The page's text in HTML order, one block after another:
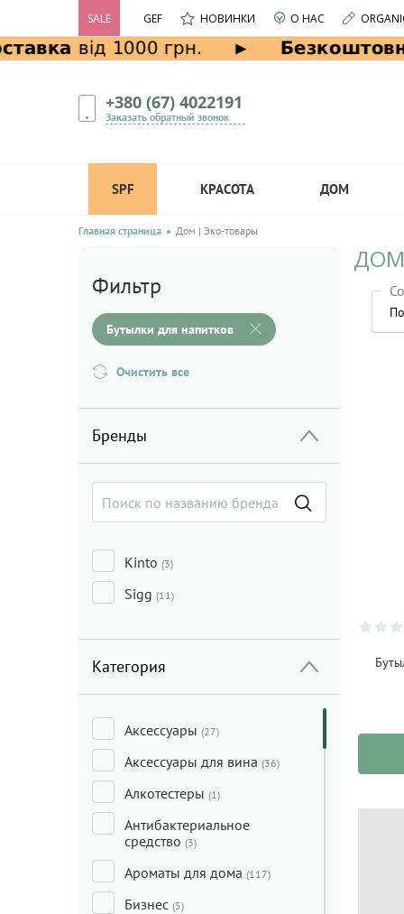
SALE GEF НОВИНКИ О НАС
+380 (67) 4022191
Заказать обратный звонок
SPF КРАСОТА ДОМ
Главная страница Дом | Эко-товары
Фильтр
Бутылки для напитков
Очистить все
Бренды
Kinto (3)
Sigg (11)
Категория
Аксессуары (27)
Аксессуары для вина (36)
Алкотестеры (1)
Антибактериальное
средство (3)
Ароматы для дома (117)
Бизнес (5)